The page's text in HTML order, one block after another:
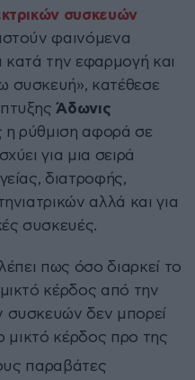
συσκευών
φαινόμενα
κατά την εφαρμογή και
συσκευή», κατέθεσε
Άδωνις
η ρύθμιση αφορά σε
για μια σειρά
διατροφής,
αλλά και για
συσκευές.
πως όσο διαρκεί το
κέρδος από την
συσκευών δεν μπορεί
μικτό κέρδος προ της
παραβάτες